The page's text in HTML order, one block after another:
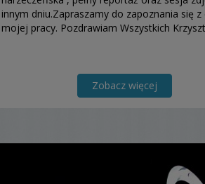
innym dniu.Zapraszamy do zapoznania się
mojej pracy. Pozdrawiam Wszystkich
Zobacz więcej